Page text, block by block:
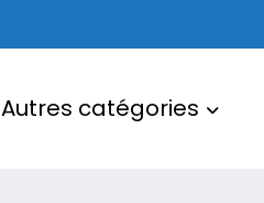
Autres catégories